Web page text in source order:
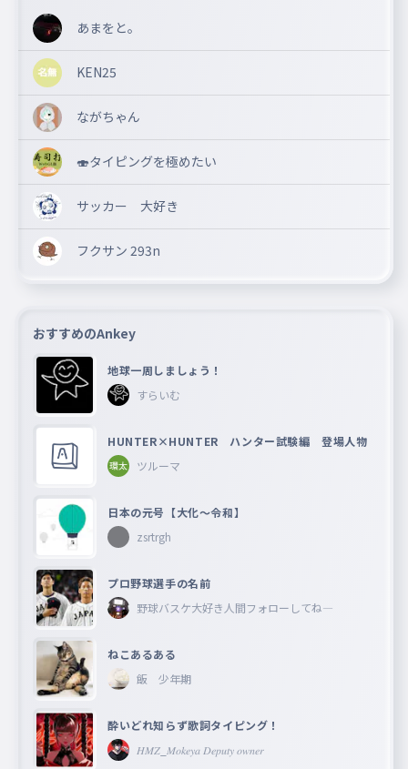
あまをと。
KEN25
ながちゃん
🍣タイピングを極めたい
サッカー 大好き
フクサン 293n
おすすめのAnkey
地球一周しましょう！
すらいむ
HUNTER×HUNTER ハンター試験編 登場人物
ツルーマ
日本の元号【大化〜令和】
zsrtrgh
プロ野球選手の名前
野球バスケ大好き人間フォローしてね―
ねこあるある
飯 少年期
酔いどれ知らず歌詞タイピング！
𝐻𝑀𝑍_𝑀𝑜𝑘𝑒𝑦𝑎 𝐷𝑒𝑝𝑢𝑡𝑦 𝑜𝑤𝑛𝑒𝑟